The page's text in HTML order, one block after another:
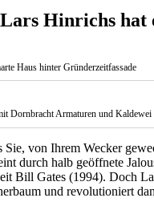
Hinrichs hat
Haus hinter Gründerzeitfassade
Dornbracht Armaturen und Kaldewei
Sie, von Ihrem Wecker
durch halb geöffnete
Bill Gates (1994). Doch
und revolutioniert